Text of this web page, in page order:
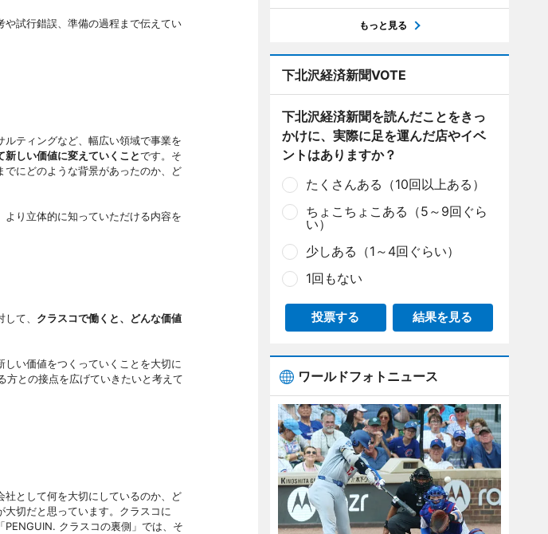
試行錯誤、準備の過程まで伝えてい
ティングなど、幅広い領域で事業を
新しい価値に変えていくことです。そ
にどのような背景があったのか、ど
り立体的に知っていただける内容を
て、 クラスコで働くと、どんな価値
い価値をつくっていくことを大切に
方との接点を広げていきたいと考えて
として何を大切にしているのか、ど
切だと思っています。クラスコに
クラスコの裏側」では、そ
もっと見る
下北沢経済新聞VOTE
下北沢経済新聞を読んだことをきっ
かけに、実際に足を運んだ店やイベ
ントはありますか？
たくさんある（10回以上ある）
ちょこちょこある（5～9回ぐら
い）
少しある（1～4回ぐらい）
1回もない
投票する 結果を見る
ワールドフォトニュース